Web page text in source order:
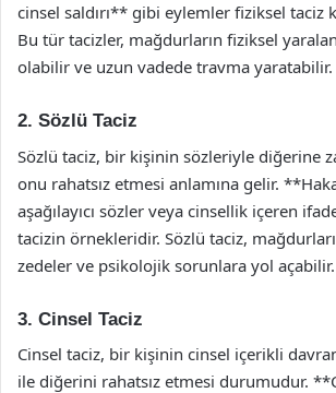
cinsel saldırı** gibi eylemler fiziksel taciz
Bu tür tacizler, mağdurların fiziksel
olabilir ve uzun vadede travma yaratabilir.
2. Sözlü Taciz
Sözlü taciz, bir kişinin sözleriyle diğerine
onu rahatsız etmesi anlamına gelir.
aşağılayıcı sözler veya cinsellik içeren
tacizin örnekleridir. Sözlü taciz,
zedeler ve psikolojik sorunlara yol açabilir.
3. Cinsel Taciz
Cinsel taciz, bir kişinin cinsel içerikli
ile diğerini rahatsız etmesi durumudur.